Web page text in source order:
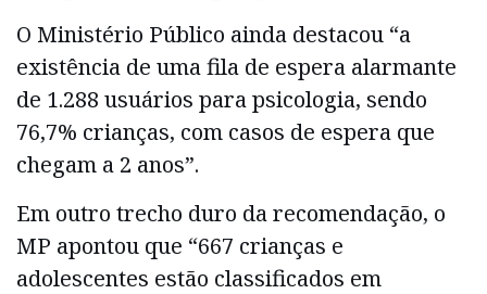
O Ministério Público ainda destacou “a
existência de uma fila de espera alarmante
de 1.288 usuários para psicologia, sendo
76,7% crianças, com casos de espera que
chegam a 2 anos”.
Em outro trecho duro da recomendação, o
MP apontou que “667 crianças e
adolescentes estão classificados em